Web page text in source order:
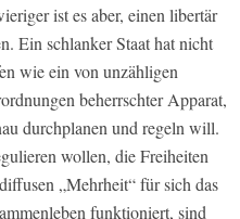
ist es aber, einen libertär
Ein schlanker Staat hat nicht
wie ein von unzähligen
beherrschter Apparat,
durchplanen und regeln will.
wollen, die Freiheiten
„Mehrheit“ für sich das
funktioniert, sind